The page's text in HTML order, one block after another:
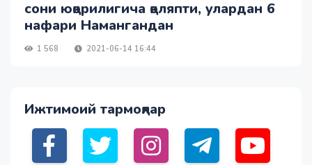
сони юқорилигича қоляпти, улардан 6
нафари Намангандан
1 568 2021-06-14 16:44
Ижтимоий тармоқлар